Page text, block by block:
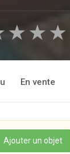
★
★
★
En vente
Ajouter un objet